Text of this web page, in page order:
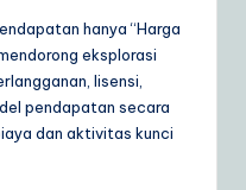
hanya “Harga
eksplorasi
lisensi,
pendapatan secara
dan aktivitas kunci